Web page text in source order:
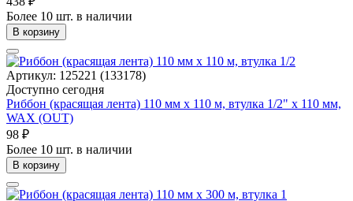
Более 10 шт. в наличии
В корзину
Артикул: 125221 (133178)
Доступно сегодня
Риббон (красящая лента) 110 мм х 110 м, втулка 1/2" x 110 мм,
WAX (OUT)
98 ₽
Более 10 шт. в наличии
В корзину